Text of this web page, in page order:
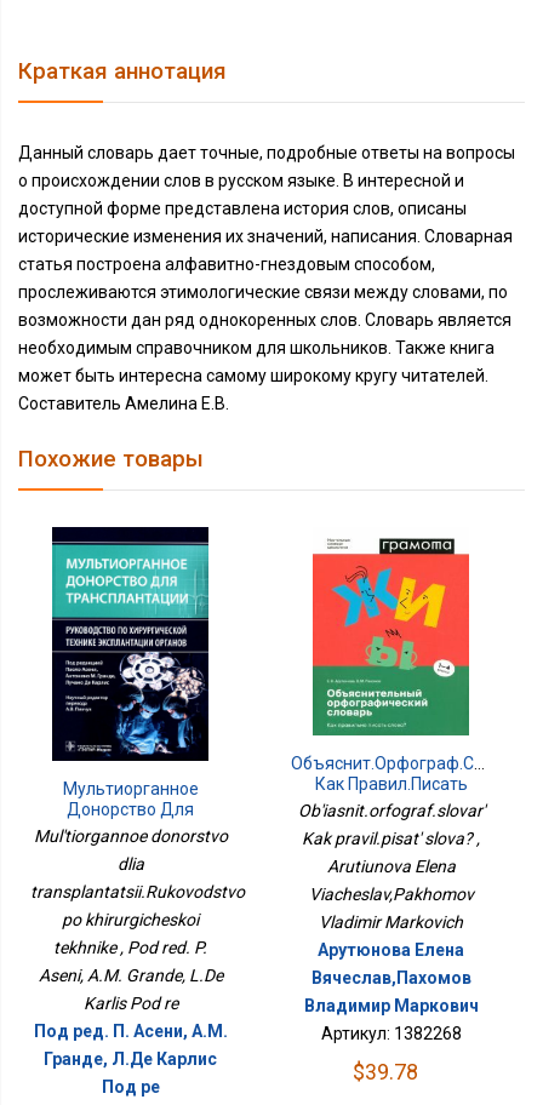
Краткая аннотация
Данный словарь дает точные, подробные ответы на вопросы
о происхождении слов в русском языке. В интересной и
доступной форме представлена история слов, описаны
исторические изменения их значений, написания. Словарная
статья построена алфавитно-гнездовым способом,
прослеживаются этимологические связи между словами, по
возможности дан ряд однокоренных слов. Словарь является
необходимым справочником для школьников. Также книга
может быть интересна самому широкому кругу читателей.
Составитель Амелина Е.В.
Похожие товары
Мультиорганное
Донорство Для
Трансплантации.Руководство
По Хирургической
Технике
Mul'tiorgannoe donorstvo
dlia
transplantatsii.Rukovodstvo
po khirurgicheskoi
tekhnike , Pod red. P.
Aseni, A.M. Grande, L.De
Karlis Pod re
Под ред. П. Асени, А.М.
Гранде, Л.Де Карлис
Под ре
Объяснит.орфограф.словарь
Как Правил.писать
Слова?
Ob'iasnit.orfograf.slovar'
Kak pravil.pisat' slova? ,
Arutiunova Elena
Viacheslav,Pakhomov
Vladimir Markovich
Арутюнова Елена
Вячеслав,Пахомов
Владимир Маркович
Артикул: 1382268
$39.78